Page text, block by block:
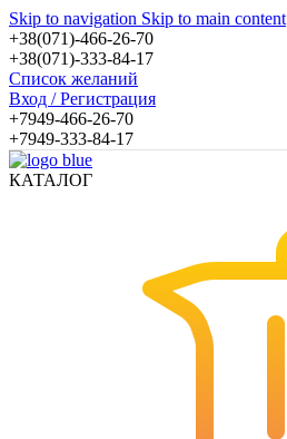
Skip to navigation Skip to main content
+38(071)-466-26-70
+38(071)-333-84-17
Список желаний
Вход / Регистрация
+7949-466-26-70
+7949-333-84-17
КАТАЛОГ